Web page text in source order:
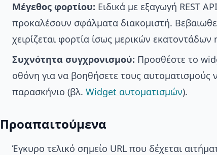
Μέγεθος φορτίου: Ειδικά με εξαγωγή REST
προκαλέσουν σφάλματα διακομιστή.
χειρίζεται φορτία ίσως μερικών
Συχνότητα συγχρονισμού: Προσθέστε το
οθόνη για να βοηθήσετε τους αυτοματισμούς
παρασκήνιο (βλ. Widget αυτοματισμών).
Προαπαιτούμενα
Έγκυρο τελικό σημείο URL που δέχεται